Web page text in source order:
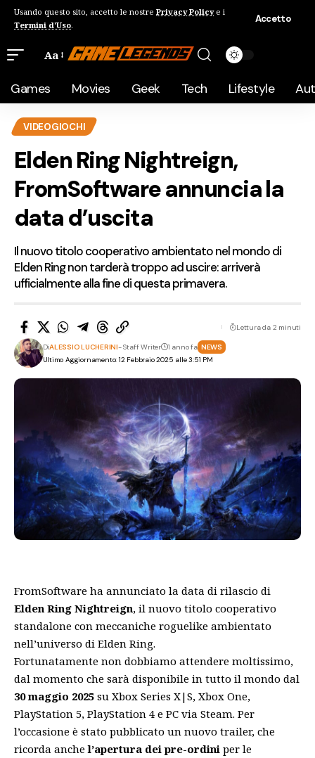
Usando questo sito, accetto le nostre Privacy Policye i
Termini d'Uso.
Accetto
Aa
Games Movies Geek Tech Lifestyle
VIDEOGIOCHI
Elden Ring Nightreign,
FromSoftware annuncia la
data d’uscita
Il nuovo titolo cooperativo ambientato nel mondo di
Elden Ring non tarderà troppo ad uscire: arriverà
ufficialmente alla fine di questa primavera.
Ultimo Aggiornamento: 12 Febbraio 2025 alle 3:51 PM
DiALESSIO LUCHERINI- Staff Writer 1 anno fa NEWS
Lettura da 2 minuti
FromSoftware ha annunciato la data di rilascio di
Elden Ring Nightreign, il nuovo titolo cooperativo
standalone con meccaniche roguelike ambientato
nell’universo di Elden Ring.
Fortunatamente non dobbiamo attendere moltissimo,
dal momento che sarà disponibile in tutto il mondo dal
30 maggio 2025 su Xbox Series X|S, Xbox One,
PlayStation 5, PlayStation 4 e PC via Steam. Per
l’occasione è stato pubblicato un nuovo trailer, che
ricorda anchel’apertura dei pre-ordini per le